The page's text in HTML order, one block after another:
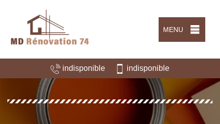
MENU
indisponible indisponible